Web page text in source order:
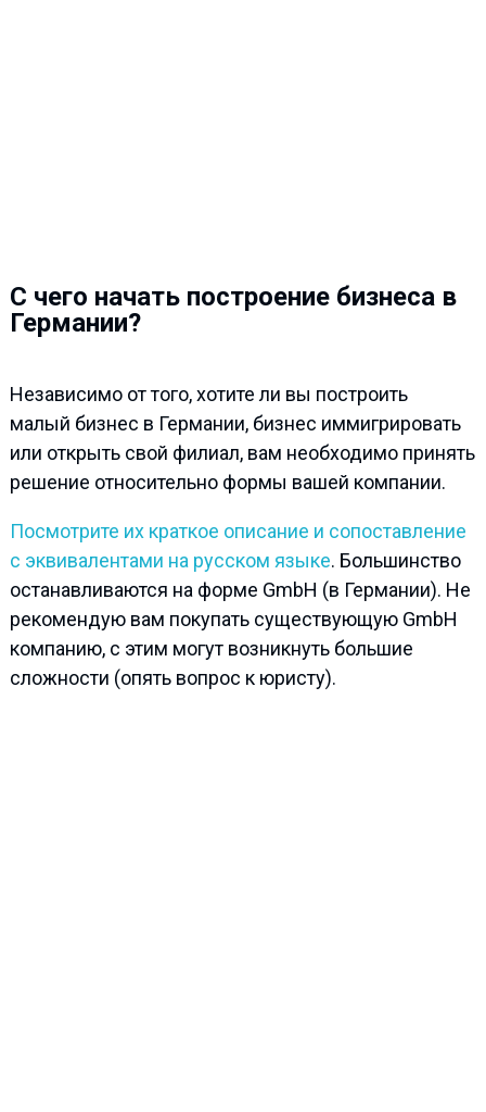
С чего начать построение бизнеса в
Германии?
Независимо от того, хотите ли вы построить
малый бизнес в Германии, бизнес иммигрировать
или открыть свой филиал, вам необходимо принять
решение относительно формы вашей компании.
Посмотрите их краткое описание и сопоставление
с эквивалентами на русском языке. Большинство
останавливаются на форме GmbH (в Германии). Не
рекомендую вам покупать существующую GmbH
компанию, с этим могут возникнуть большие
сложности (опять вопрос к юристу).